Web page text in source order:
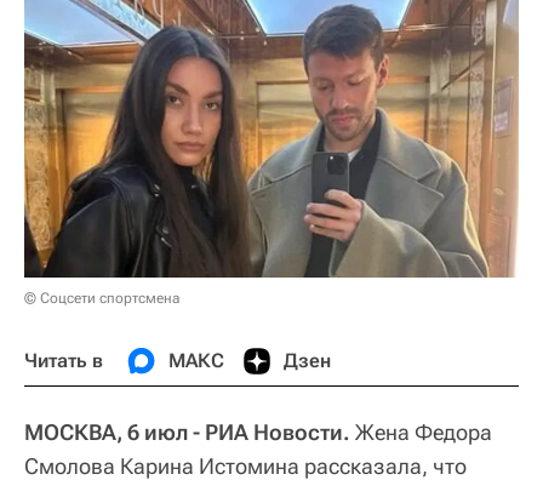
© Соцсети спортсмена
Читать в МАКС Дзен
МОСКВА, 6 июл - РИА Новости. Жена Федора
Смолова Карина Истомина рассказала, что